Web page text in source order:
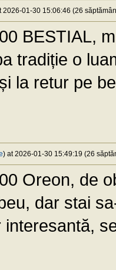
2026-01-30 15:06:46 (26
BESTIAL,
tradiție o
la retur pe
) at 2026-01-30 15:49:19 (26
Oreon, de
dar stai
interesantă,